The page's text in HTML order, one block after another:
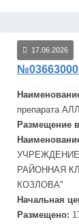
17.06.2026
препарата
Размещение
РАЙОННАЯ
КОЗЛОВА"
Начальная
Размещено: